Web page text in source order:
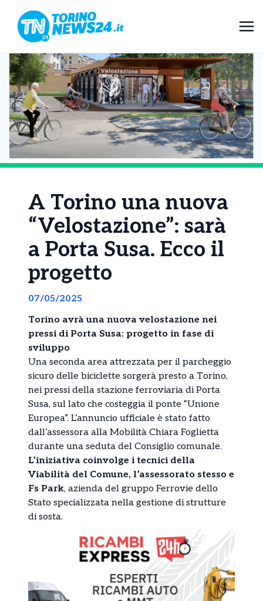
A Torino una nuova
“Velostazione”: sarà
a Porta Susa. Ecco il
progetto
07/05/2025
Torino avrà una nuova velostazione nei
pressi di Porta Susa: progetto in fase di
sviluppo
Una seconda area attrezzata per il parcheggio
sicuro delle biciclette sorgerà presto a Torino,
nei pressi della stazione ferroviaria di Porta
Susa, sul lato che costeggia il ponte “Unione
Europea”. L’annuncio ufficiale è stato fatto
dall’assessora alla Mobilità Chiara Foglietta
durante una seduta del Consiglio comunale.
L’iniziativa coinvolge i tecnici della
Viabilità del Comune, l’assessorato stesso e
Fs Park, azienda del gruppo Ferrovie dello
Stato specializzata nella gestione di strutture
di sosta.